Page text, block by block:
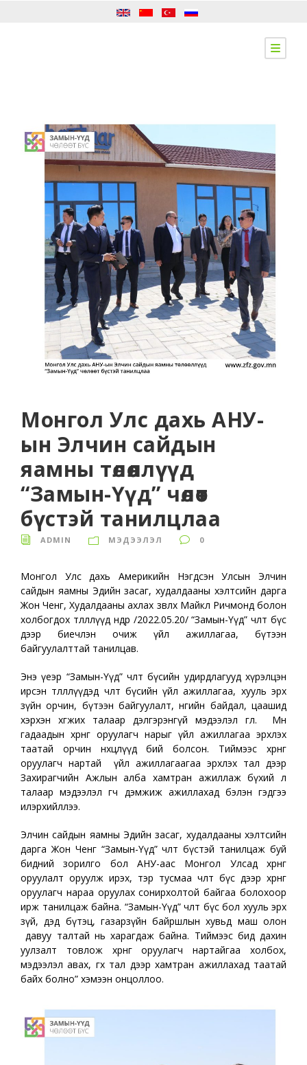
Монгол Улс дахь АНУ-
ын Элчин сайдын
яамны төлөөллүүд
“Замын-Үүд” чөлөөт
бүстэй танилцлаа
ADMIN МЭДЭЭЛЭЛ 0
Монгол Улс дахь Америкийн Нэгдсэн Улсын Элчин
сайдын яамны Эдийн засаг, худалдааны хэлтсийн дарга
Жон Ченг, Худалдааны ахлах зөвлөх Майкл Ричмонд болон
холбогдох төлөөллүүд өнөөдөр /2022.05.20/ “Замын-Үүд” чөлөөт бүс
дээр биечлэн очиж үйл ажиллагаа, бүтээн
байгуулалттай танилцав.
Энэ үеэр “Замын-Үүд” чөлөөт бүсийн удирдлагууд хүрэлцэн
ирсэн төлөөллүүдэд чөлөөт бүсийн үйл ажиллагаа, хууль эрх
зүйн орчин, бүтээн байгуулалт, өнөөгийн байдал, цаашид
хэрхэн хөгжих талаар дэлгэрэнгүй мэдээлэл өглөө. Мөн
гадаадын хөрөнгө оруулагч нарыг үйл ажиллагаа эрхлэх
таатай орчин нөхцөлүүд бий болсон. Тиймээс хөрөнгө
оруулагч нартай үйл ажиллагаагаа эрхлэх тал дээр
Захирагчийн Ажлын алба хамтран ажиллаж бүхий л
талаар мэдээлэл өгч дэмжиж ажиллахад бэлэн гэдгээ
илэрхийллээ.
Элчин сайдын яамны Эдийн засаг, худалдааны хэлтсийн
дарга Жон Ченг “Замын-Үүд” чөлөөт бүстэй танилцаж буй
бидний зорилго бол АНУ-аас Монгол Улсад хөрөнгө
оруулалт оруулж ирэх, тэр тусмаа чөлөөт бүс дээр хөрөнгө
оруулагч нараа оруулах сонирхолтой байгаа болохоор
ирж танилцаж байна. “Замын-Үүд” чөлөөт бүс бол хууль эрх
зүй, дэд бүтэц, газарзүйн байршлын хувьд маш олон
давуу талтай нь харагдаж байна. Тиймээс бид дахин
уулзалт товлож хөрөнгө оруулагч нартайгаа холбох,
мэдээлэл авах, өгөх тал дээр хамтран ажиллахад таатай
байх болно” хэмээн онцоллоо.